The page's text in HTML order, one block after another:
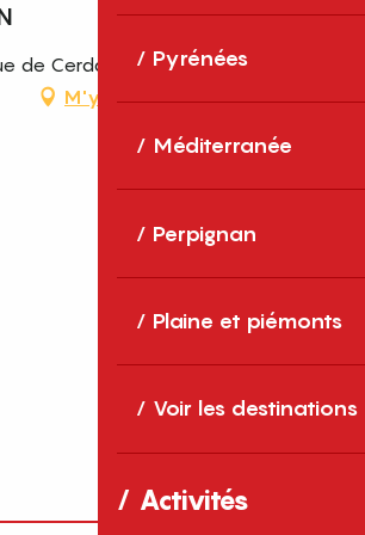
Pyrénées
Méditerranée
Perpignan
Plaine et piémonts
Voir les destinations
Activités
de Cerdagne, 66340 Osséja
M'y rendre